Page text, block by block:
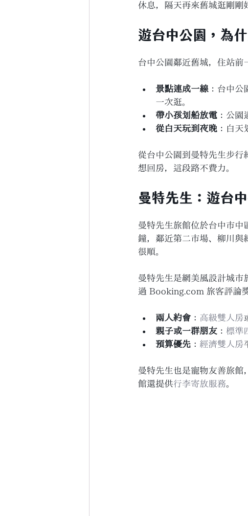
休息，隔天再來舊城逛剛剛
遊台中公園，為
台中公園鄰近舊城，住站前
景點連成一線 ：台中
一次逛。
帶小孩划船放電 ：公
從白天玩到夜晚 ：白
從台中公園到曼特先生步行
想回房，這段路不費力。
曼特先生：遊台
曼特先生旅館位於台中市
鐘，鄰近第二市場、柳川與
很順。
曼特先生是網美風設計城
過 Booking.com 旅客評論
兩人約會 ： 高級雙人房
親子或一群朋友 ： 標準
預算優先 ： 經濟雙人房
曼特先生也是寵物友善旅
館還提供行李寄放服務。